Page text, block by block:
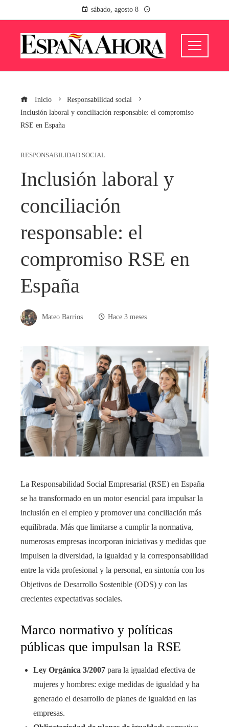
sábado, agosto 8
Inicio
Responsabilidad social
Inclusión laboral y conciliación responsable: el compromiso
RSE en España
RESPONSABILIDAD SOCIAL
Inclusión laboral y
conciliación
responsable: el
compromiso RSE en
España
Mateo Barrios Hace 3 meses
La Responsabilidad Social Empresarial (RSE) en España
se ha transformado en un motor esencial para impulsar la
inclusión en el empleo y promover una conciliación más
equilibrada. Más que limitarse a cumplir la normativa,
numerosas empresas incorporan iniciativas y medidas que
impulsen la diversidad, la igualdad y la corresponsabilidad
entre la vida profesional y la personal, en sintonía con los
Objetivos de Desarrollo Sostenible (ODS) y con las
crecientes expectativas sociales.
Marco normativo y políticas
públicas que impulsan la RSE
Ley Orgánica 3/2007 para la igualdad efectiva de
mujeres y hombres: exige medidas de igualdad y ha
generado el desarrollo de planes de igualdad en las
empresas.